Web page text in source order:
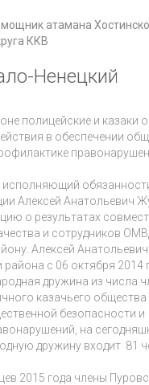
атамана
ККВ
Ненецкий
полицейские и казаки
в обеспечении
исполняющий
Алексей Анатольевич
о результатах
и сотрудников
Алексей Анатольевич
района с 06 октября 2014
дружина из числа
казачьего общества
безопасности и
на
дружину входит 81
2015 года члены